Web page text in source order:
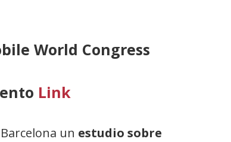
World Congress
Link
un estudio sobre